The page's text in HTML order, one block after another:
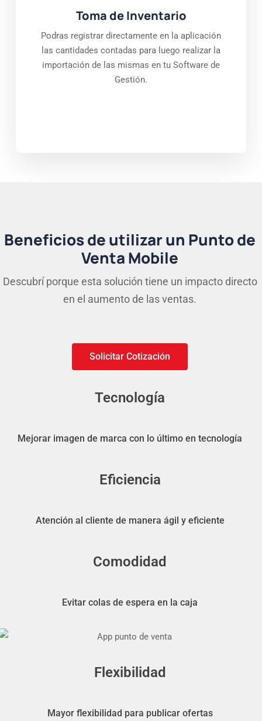
Toma de Inventario
Podras registrar directamente en la aplicación
las cantidades contadas para luego realizar la
importación de las mismas en tu Software de
Gestión.
Beneficios de utilizar un Punto de
Venta Mobile
Descubrí porque esta solución tiene un impacto directo
en el aumento de las ventas.
Solicitar Cotización
Tecnología
Mejorar imagen de marca con lo último en tecnología
Eficiencia
Atención al cliente de manera ágil y eficiente
Comodidad
Evitar colas de espera en la caja
Flexibilidad
Mayor flexibilidad para publicar ofertas